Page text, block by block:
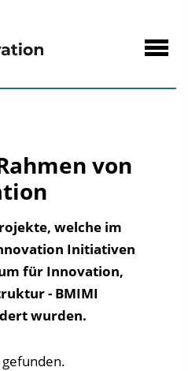
von
welche im
Initiativen
für Innovation,
- BMIMI
wurden.